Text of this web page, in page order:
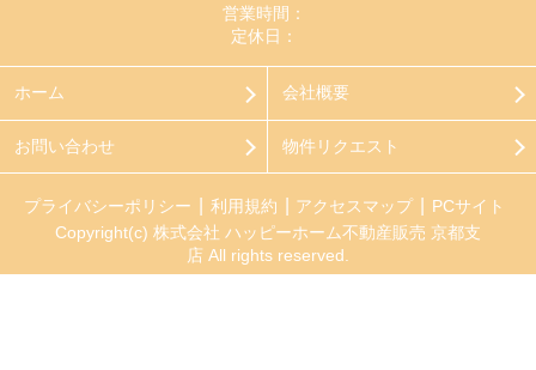
営業時間：
定休日：
ホーム 会社概要
お問い合わせ 物件リクエスト
プライバシーポリシー 利用規約 アクセスマップ
PCサイト
Copyright(c) 株式会社 ハッピーホーム不動産販売 京都支
店 All rights reserved.